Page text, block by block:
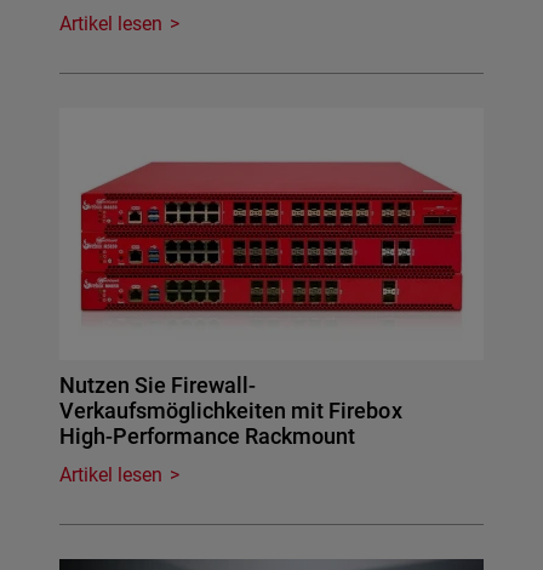
Artikel lesen
Nutzen Sie Firewall-
Verkaufsmöglichkeiten mit Firebox
High-Performance Rackmount
Artikel lesen